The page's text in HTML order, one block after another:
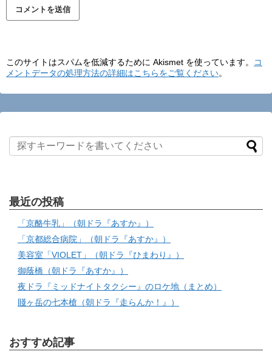
このサイトはスパムを低減するために Akismet を使っています。
コ
メントデータの処理方法の詳細はこちらをご覧ください。
最近の投稿
「京酪牛乳」（朝ドラ『あすか』）
「京都総合病院」（朝ドラ『あすか』）
美容室「VIOLET」（朝ドラ『ひまわり』）
御蔭橋（朝ドラ『あすか』）
夜ドラ『ミッドナイトタクシー』のロケ地（まとめ）
賤ヶ岳の七本槍（朝ドラ『走らんか！』）
おすすめ記事